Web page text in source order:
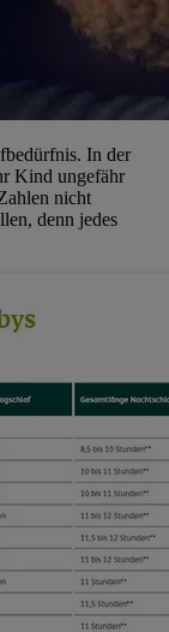
In der
Kind ungefähr
nicht
denn jedes